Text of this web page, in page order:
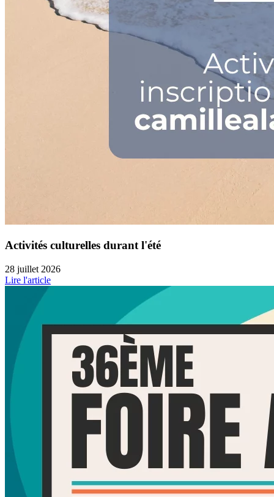
Activités culturelles durant l'été
28 juillet 2026
Lire l'article